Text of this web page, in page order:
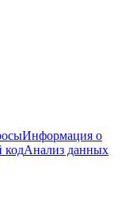
Информация о
кодАнализ данных